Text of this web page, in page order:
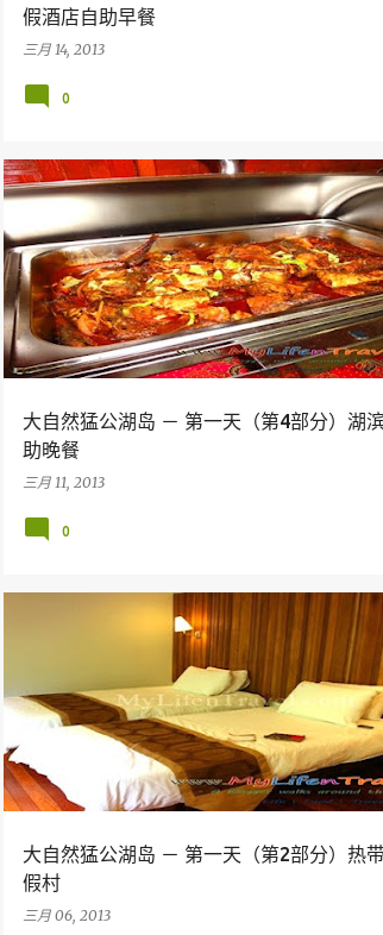
假酒店自助早餐
三月 14, 2013
0
大自然猛公湖岛 － 第一天（第4部分）湖
助晚餐
三月 11, 2013
假期 旅行 美食 MALAYSIA
TERMERGGOH
0
大自然猛公湖岛 － 第一天（第2部分）热
假村
三月 06, 2013
PERAK TERMERGGOH